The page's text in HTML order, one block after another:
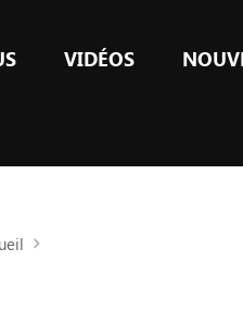
VIDÉOS